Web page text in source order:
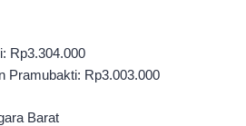
Rp3.304.000
Pramubakti: Rp3.003.000
Barat